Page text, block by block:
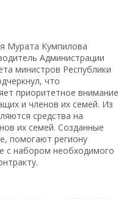
Мурата Кумпилова
Администрации
министров Республики
что
приоритетное внимание
и членов их семей. Из
средства на
их семей. Созданные
помогают региону
с набором необходимого